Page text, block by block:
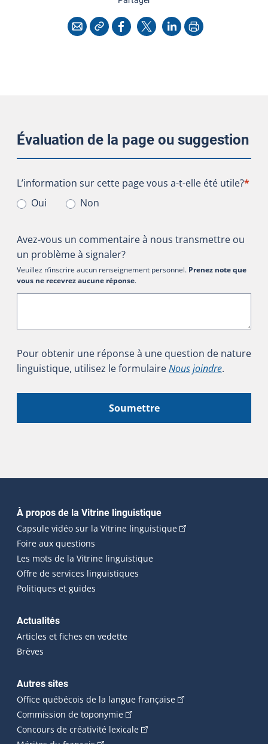
CourrielCopier l'adresse
Facebook
X LinkedInImprimer
Évaluation de la page ou suggestion
L’information sur cette page vous a-t-elle été utile?
L’information sur cette page vous a-t-elle été utile?*
Oui
Non
Avez-vous un commentaire à nous transmettre ou
un problème à signaler?
Veuillez n’inscrire aucun renseignement personnel. Prenez note que
vous ne recevrez aucune réponse.
Pour obtenir une réponse à une question de nature
linguistique, utilisez le formulaireNous joindre.
Soumettre
Navigation principale
À propos de la Vitrine linguistique
Capsule vidéo sur la Vitrine linguistique(Cet hyperlien
Foire aux questions
Les mots de la Vitrine linguistique
Offre de services linguistiques
Politiques et guides
Actualités
Articles et fiches en vedette
Brèves
Autres sites
Office québécois de la langue française(Cet hyperlien
Commission de toponymie(Cet hyperlien externe s'ouvrira
Concours de créativité lexicale(Cet hyperlien externe